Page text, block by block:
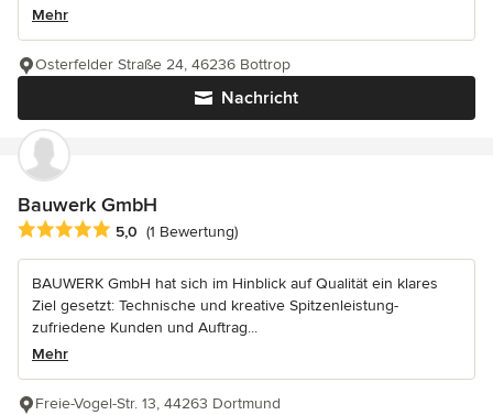
Mehr
Nachricht
Osterfelder Straße 24, 46236 Bottrop
Bauwerk GmbH
Durchschnittliche Bewertung: 5 von 5 Sternen
5,0 (1 Bewertung)
BAUWERK GmbH hat sich im Hinblick auf Qualität ein klares
Ziel gesetzt: Technische und kreative Spitzenleistung-
zufriedene Kunden und Auftrag...
Mehr
Freie-Vogel-Str. 13, 44263 Dortmund